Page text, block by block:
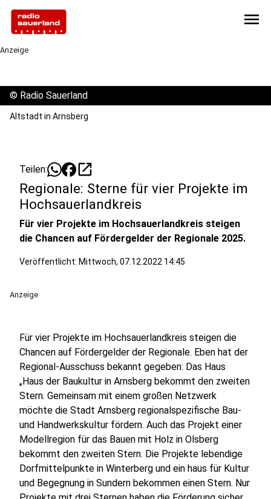
menu
Anzeige
© Radio Sauerland
Altstadt in Arnsberg
Teilen: open_in_new
Regionale: Sterne für vier Projekte im
Hochsauerlandkreis
Für vier Projekte im Hochsauerlandkreis steigen
die Chancen auf Fördergelder der Regionale 2025.
Veröffentlicht: Mittwoch, 07.12.2022 14:45
Anzeige
Für vier Projekte im Hochsauerlandkreis steigen die
Chancen auf Fördergelder der Regionale. Eben hat der
Regional-Ausschuss bekannt gegeben: Das Haus
„Haus der Baukultur in Arnsberg bekommt den zweiten
Stern. Gemeinsam mit einem großen Netzwerk
möchte die Stadt Arnsberg regionalspezifische Bau-
und Handwerkskultur fördern. Auch das Projekt einer
Modellregion für das Bauen mit Holz in Olsberg
bekommt den zweiten Stern. Die Projekte lebendige
Dorfmittelpunkte in Winterberg und ein haus für Kultur
und Begegnung in Sundern bekommen einen Stern. Nur